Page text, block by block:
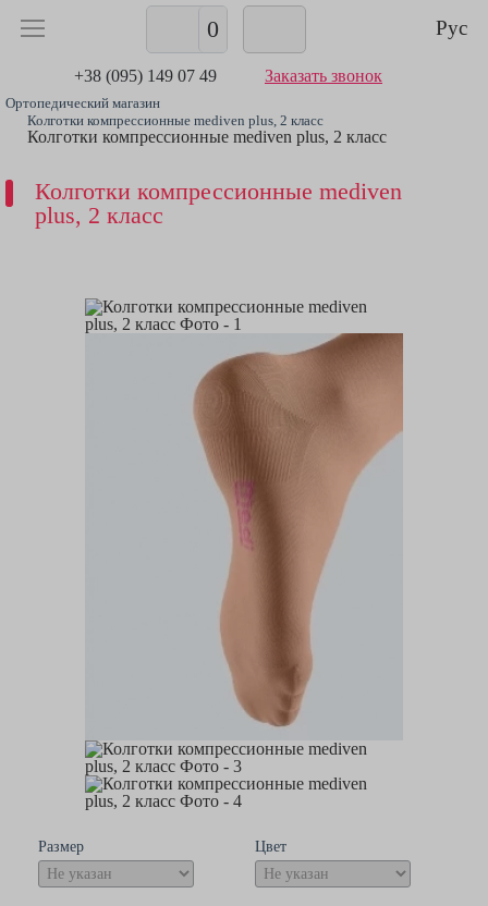
0 Рус
+38 (095) 149 07 49 Заказать звонок
Ортопедический магазин
Колготки компрессионные mediven plus, 2 класс
Колготки компрессионные mediven plus, 2 класс
Колготки компрессионные mediven
plus, 2 класс
Размер Цвет